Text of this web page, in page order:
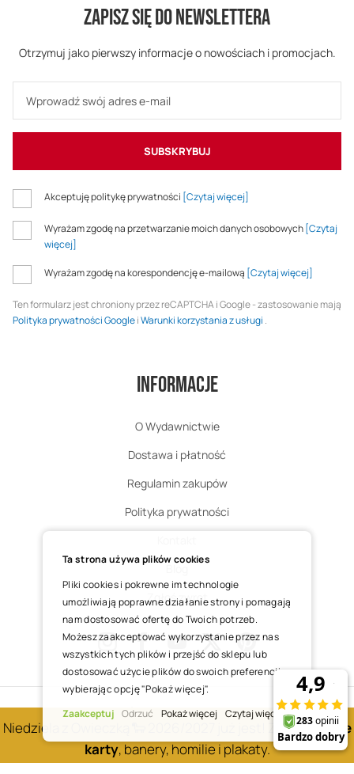
ZAPISZ SIĘ DO NEWSLETTERA
Otrzymuj jako pierwszy informacje o nowościach i promocjach.
SUBSKRYBUJ
Akceptuję politykę prywatności [Czytaj więcej]
Wyrażam zgodę na przetwarzanie moich danych osobowych [Czytaj
więcej]
Wyrażam zgodę na korespondencję e-mailową [Czytaj więcej]
Niedziela z Owieczką 🐑 2026/2027 już jest! Zobacznowe
karty, banery, homilie i plakaty.
Ten formularz jest chroniony przez reCAPTCHA i Google - zastosowanie mają
Polityka prywatności GoogleiWarunki korzystania z usługi .
Informacje
O Wydawnictwie
Dostawa i płatność
Regulamin zakupów
Polityka prywatności
Zgłoś zwrot
InstagramFacebookYoutube
X Pinterest
COPYRIGHT © 2025 ŚWIĘTY WOJCIECH DOM MEDIALNY SP. Z O.O.
REALIZACJA SKLEPU
Ta strona używa plików cookies
Pliki cookies i pokrewne im technologie
umożliwiają poprawne działanie strony i pomagają
nam dostosować ofertę do Twoich potrzeb.
Możesz zaakceptować wykorzystanie przez nas
wszystkich tych plików i przejść do sklepu lub
dostosować użycie plików do swoich preferencji,
wybierając opcję "Pokaż więcej".
Zaakceptuj Odrzuć Pokaż więcej Czytaj więcej